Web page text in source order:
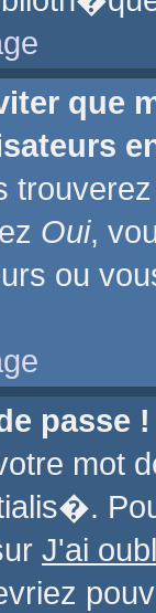
que
Oui,
ou
passe !
J'ai